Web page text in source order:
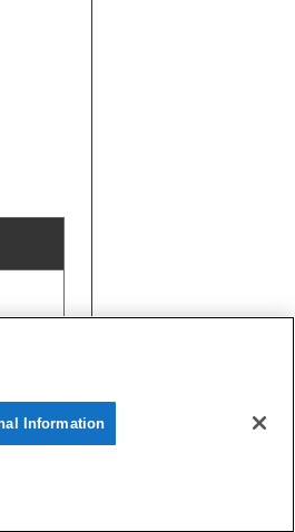
Information